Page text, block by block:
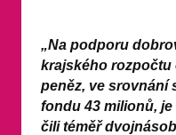
„Na podporu
krajského
peněz, ve srovnání
fondu 43 milionů,
čili téměř